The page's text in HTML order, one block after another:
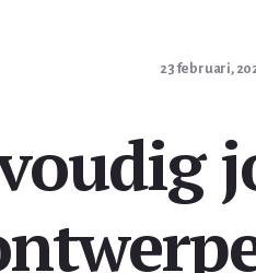
23 februari,